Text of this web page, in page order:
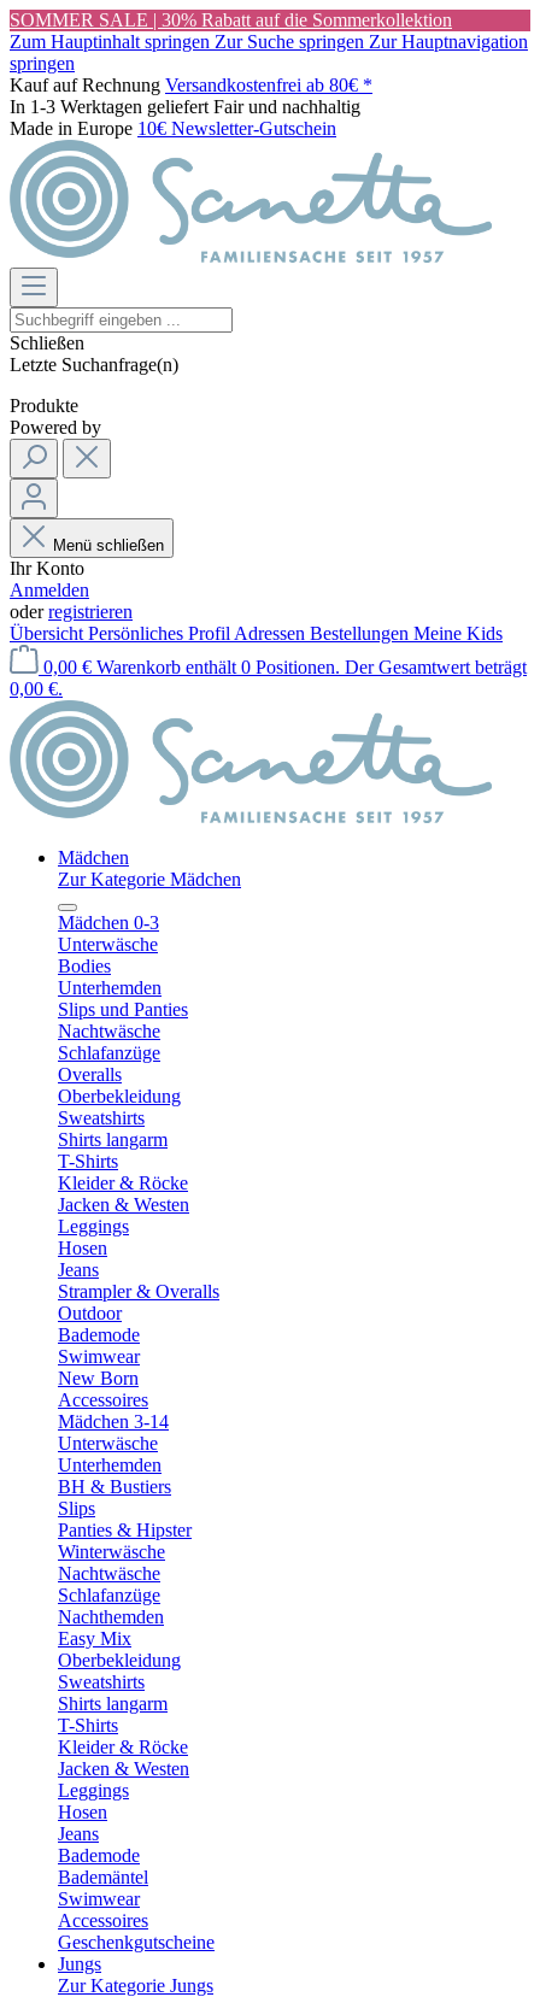
SOMMER SALE | 30% Rabatt auf die Sommerkollektion
Zum Hauptinhalt springen Zur Suche springen Zur Hauptnavigation
springen
Kauf auf Rechnung Versandkostenfrei ab 80€ *
In 1-3 Werktagen geliefert Fair und nachhaltig
Made in Europe 10€ Newsletter-Gutschein
Schließen
Letzte Suchanfrage(n)
Produkte
Powered by
Menü schließen
Ihr Konto
Anmelden
oderregistrieren
Übersicht Persönliches Profil Adressen Bestellungen Meine Kids
0,00 € Warenkorb enthält 0 Positionen. Der Gesamtwert beträgt
0,00 €.
Mädchen
Zur Kategorie Mädchen
Mädchen 0-3
Unterwäsche
Bodies
Unterhemden
Slips und Panties
Nachtwäsche
Schlafanzüge
Overalls
Oberbekleidung
Sweatshirts
Shirts langarm
T-Shirts
Kleider & Röcke
Jacken & Westen
Leggings
Hosen
Jeans
Strampler & Overalls
Outdoor
Bademode
Swimwear
New Born
Accessoires
Mädchen 3-14
Unterwäsche
Unterhemden
BH & Bustiers
Slips
Panties & Hipster
Winterwäsche
Nachtwäsche
Schlafanzüge
Nachthemden
Easy Mix
Oberbekleidung
Sweatshirts
Shirts langarm
T-Shirts
Kleider & Röcke
Jacken & Westen
Leggings
Hosen
Jeans
Bademode
Bademäntel
Swimwear
Accessoires
Geschenkgutscheine
Jungs
Zur Kategorie Jungs